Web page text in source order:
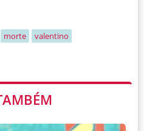
morte valentino